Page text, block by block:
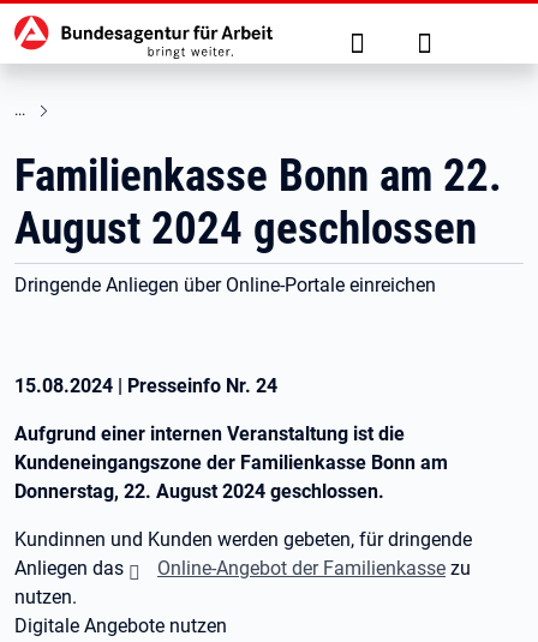
zu den Hauptinhalten springen
Hauptnavigation Suche Anmelden
Familienkasse Bonn am 22.
August 2024 geschlossen
Dringende Anliegen über Online-Portale einreichen
15.08.2024 | Presseinfo Nr. 24
Aufgrund einer internen Veranstaltung ist die
Kundeneingangszone der Familienkasse Bonn am
Donnerstag, 22. August 2024 geschlossen.
Kundinnen und Kunden werden gebeten, für dringende
Anliegen das
Online-Angebot der Familienkasse zu
nutzen.
Digitale Angebote nutzen